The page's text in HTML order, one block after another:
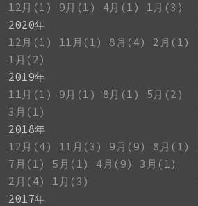
12月(1)
9月(1) 4月(1)
1月(3)
2020年
12月(1)
11月(1) 8月(4)
2月(1)
1月(2)
2019年
11月(1)
9月(1) 8月(1)
5月(2)
3月(1)
2018年
12月(4)
11月(3) 9月(9)
8月(1)
7月(1)
5月(1) 4月(9)
3月(1)
2月(4)
1月(3)
2017年